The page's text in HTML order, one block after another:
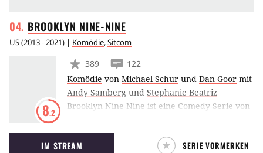
BROOKLYN NINE-NINE
US(2013 - 2021) | Komödie,Sitcom
8.2
389
122
Komödie von Michael Schur und Dan Goor mit
Andy Samberg und Stephanie Beatriz
Brooklyn Nine-Nine ist eine Comedy-Serie von
einen Detective des NYPD mit einem
ausgeprägten Sinn für Humor. Peralta und
IM STREAM SERIE VORMERKEN